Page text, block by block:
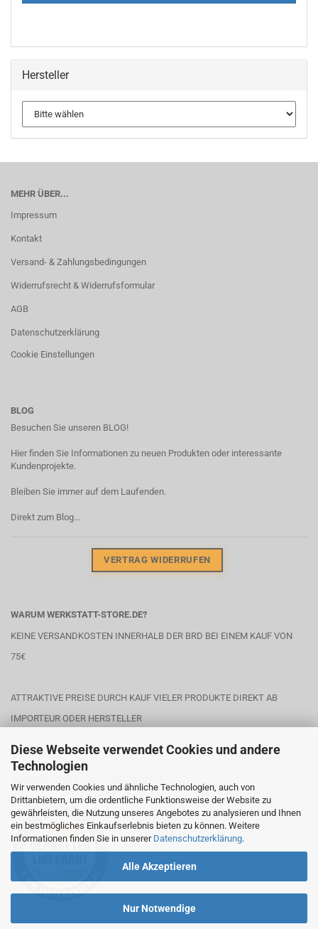
Diese Webseite verwendet Cookies und andere
Technologien
Wir verwenden Cookies und ähnliche Technologien, auch von
Drittanbietern, um die ordentliche Funktionsweise der Website zu
gewährleisten, die Nutzung unseres Angebotes zu analysieren und Ihnen
ein bestmögliches Einkaufserlebnis bieten zu können. Weitere
Informationen finden Sie in unserer Datenschutzerklärung.
Alle Akzeptieren
Nur Notwendige
Hersteller
MEHR ÜBER...
Impressum
Kontakt
Versand- & Zahlungsbedingungen
Widerrufsrecht & Widerrufsformular
AGB
Datenschutzerklärung
Cookie Einstellungen
BLOG
Besuchen Sie unseren BLOG!
Hier finden Sie Informationen zu neuen Produkten oder interessante
Kundenprojekte.
Bleiben Sie immer auf dem Laufenden.
Direkt zum Blog...
VERTRAG WIDERRUFEN
WARUM WERKSTATT-STORE.DE?
KEINE VERSANDKOSTEN INNERHALB DER BRD BEI EINEM KAUF VON
75€
ATTRAKTIVE PREISE DURCH KAUF VIELER PRODUKTE DIREKT AB
IMPORTEUR ODER HERSTELLER